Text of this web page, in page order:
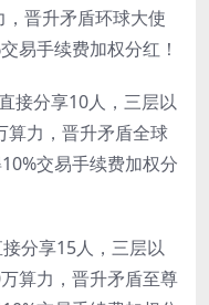
晋升矛盾环球大使
易手续费加权分红！
接分享10人，三层以
算力，晋升矛盾全球
交易手续费加权分
分享15人，三层以
算力，晋升矛盾至尊